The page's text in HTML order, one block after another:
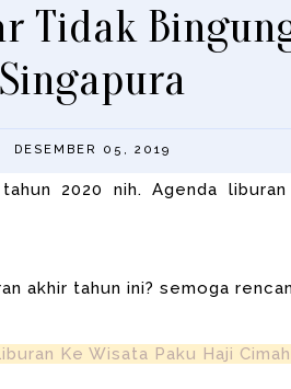
DESEMBER 05, 2019
Tidak
Singapura
2020 nih. Agenda liburan
akhir tahun ini? semoga
Ke Wisata Paku Haji